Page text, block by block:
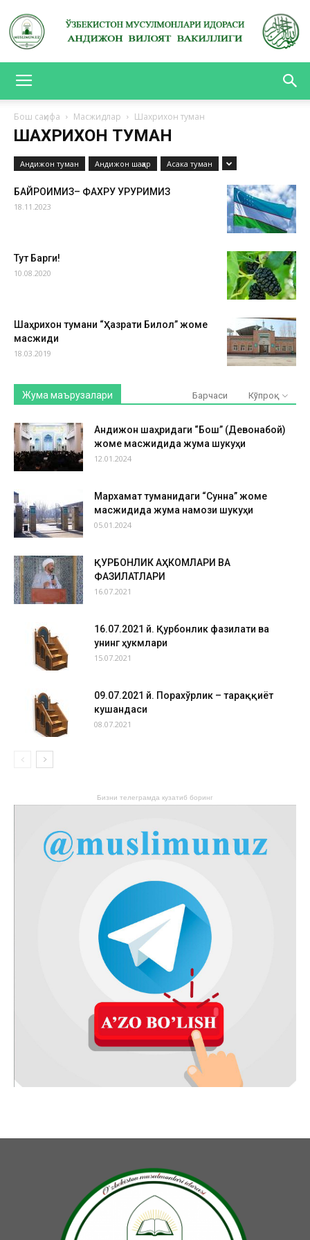
ВИЛОЯТ
Бош саҳифа Масжидлар Шахрихон туман
ШАХРИХОН ТУМАН
Андижон туман Андижон шаҳар Асака туман
БАЙРОҒИМИЗ– ФАХРУ ҒУРУРИМИЗ
18.11.2023
Тут Барги!
10.08.2020
Шаҳрихон тумани “Ҳазрати Билол” жоме
масжиди
18.03.2019
Жума маърузалари Барчаси Кўпроқ
Андижон шаҳридаги “Бош” (Девонабой)
жоме масжидида жума шукуҳи
12.01.2024
Мархамат туманидаги “Сунна” жоме
масжидида жума намози шукуҳи
05.01.2024
ҚУРБОНЛИК АҲКОМЛАРИ ВА
ФАЗИЛАТЛАРИ
16.07.2021
16.07.2021 й. Қурбонлик фазилати ва
унинг ҳукмлари
15.07.2021
09.07.2021 й. Порахўрлик – тараққиёт
кушандаси
08.07.2021
Бизни телеграмда кузатиб боринг